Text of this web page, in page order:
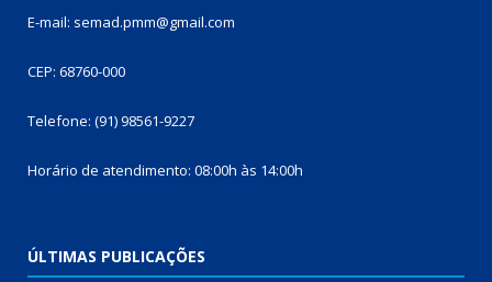
E-mail: semad.pmm@gmail.com
CEP: 68760-000
Telefone: (91) 98561-9227
Horário de atendimento: 08:00h às 14:00h
ÚLTIMAS PUBLICAÇÕES